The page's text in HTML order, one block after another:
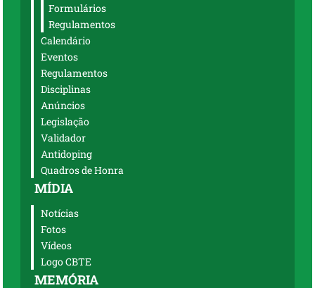
Formulários
Regulamentos
Calendário
Eventos
Regulamentos
Disciplinas
Anúncios
Legislação
Validador
Antidoping
Quadros de Honra
MÍDIA
Notícias
Fotos
Vídeos
Logo CBTE
MEMÓRIA